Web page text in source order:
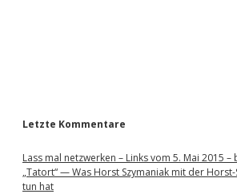
Letzte Kommentare
Lass mal netzwerken – Links vom 5. Mai 2015
„Tatort“ — Was Horst Szymaniak mit der Horst-
tun hat